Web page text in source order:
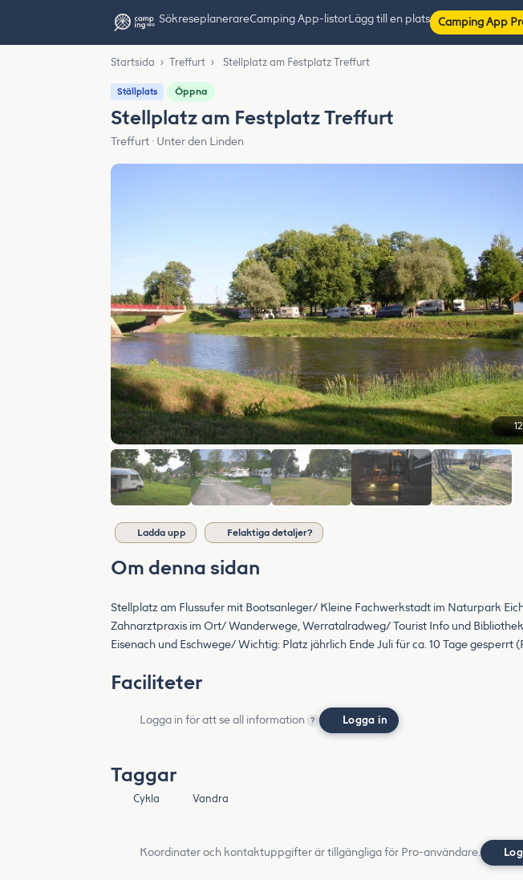
SökreseplanerareCamping App-listorLägg till en plats Camping App
Startsida › Treffurt › Stellplatz am Festplatz Treffurt
Ställplats Öppna
Stellplatz am Festplatz Treffurt
Treffurt · Unter den Linden
12
Ladda upp Felaktiga detaljer?
Om denna sidan
Stellplatz am Flussufer mit Bootsanleger/ Kleine Fachwerkstadt im Naturpark
Zahnarztpraxis im Ort/ Wanderwege, Werratalradweg/ Tourist Info und
Eisenach und Eschwege/ Wichtig: Platz jährlich Ende Juli für ca. 10 Tage gesperrt
Faciliteter
Logga in för att se all information ? Logga in
Taggar
Cykla Vandra
Koordinater och kontaktuppgifter är tillgängliga för Pro-användare.